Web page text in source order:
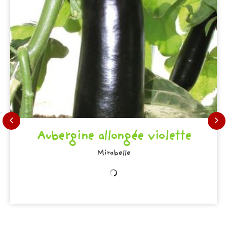
Aubergine allongée violette
Mirabelle